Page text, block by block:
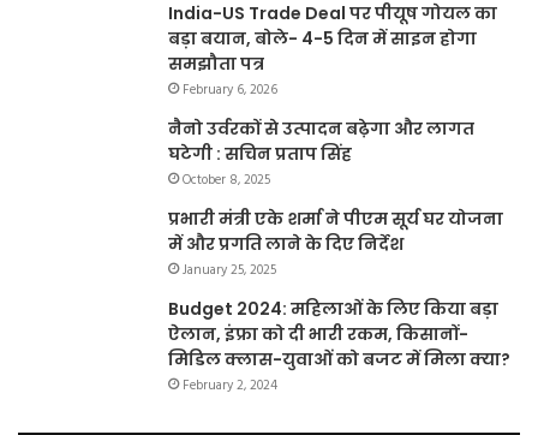
India-US Trade Deal पर पीयूष गोयल का
बड़ा बयान, बोले- 4-5 दिन में साइन होगा
समझौता पत्र
February 6, 2026
नैनो उर्वरकों से उत्पादन बढ़ेगा और लागत
घटेगी : सचिन प्रताप सिंह
October 8, 2025
प्रभारी मंत्री एके शर्मा ने पीएम सूर्य घर योजना
में और प्रगति लाने के दिए निर्देश
January 25, 2025
Budget 2024: महिलाओं के लिए किया बड़ा
ऐलान, इंफ्रा को दी भारी रकम, किसानों-
मिडिल क्लास-युवाओं को बजट में मिला क्या?
February 2, 2024